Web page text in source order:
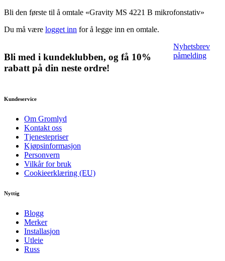
Bli den første til å omtale «Gravity MS 4221 B mikrofonstativ»
Du må være logget inn for å legge inn en omtale.
Bli med i kundeklubben, og få 10%
rabatt på din neste ordre!
Nyhetsbrev
påmelding
Kundeservice
Om Gromlyd
Kontakt oss
Tjenestepriser
Kjøpsinformasjon
Personvern
Vilkår for bruk
Cookieerklæring (EU)
Nyttig
Blogg
Merker
Installasjon
Utleie
Russ